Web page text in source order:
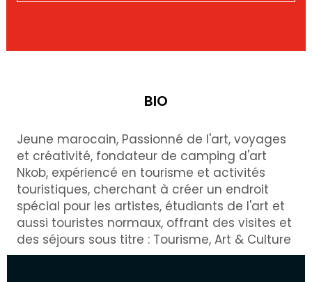
BIO
Jeune marocain, Passionné de l'art, voyages
et créativité, fondateur de camping d'art
Nkob, expériencé en tourisme et activités
touristiques, cherchant à créer un endroit
spécial pour les artistes, étudiants de l'art et
aussi touristes normaux, offrant des visites et
des séjours sous titre : Tourisme, Art & Culture